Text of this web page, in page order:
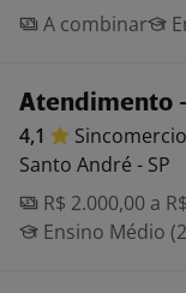
A combinar
Atendimento
4,1
Sincomercio
Santo André - SP
R$ 2.000,00 a
Ensino Médio